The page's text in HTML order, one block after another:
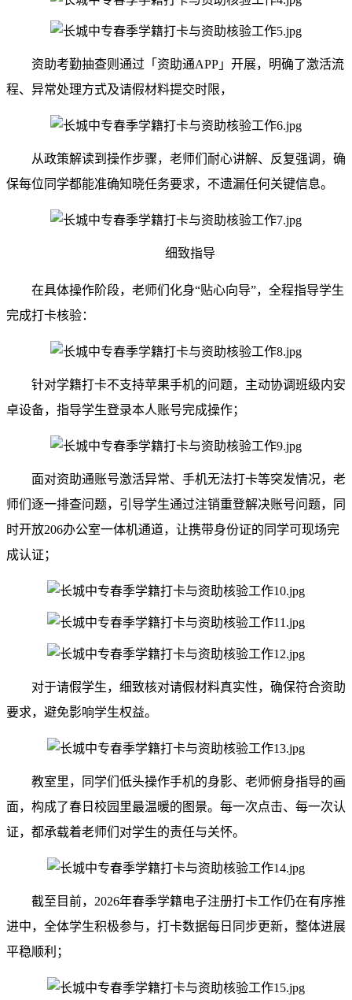
资助考勤抽查则通过「资助通APP」开展，明确了激活流
程、异常处理方式及请假材料提交时限，
从政策解读到操作步骤，老师们耐心讲解、反复强调，确
保每位同学都能准确知晓任务要求，不遗漏任何关键信息。
细致指导
在具体操作阶段，老师们化身“贴心向导”，全程指导学生
完成打卡核验：
针对学籍打卡不支持苹果手机的问题，主动协调班级内安
卓设备，指导学生登录本人账号完成操作；
面对资助通账号激活异常、手机无法打卡等突发情况，老
师们逐一排查问题，引导学生通过注销重登解决账号问题，同
时开放206办公室一体机通道，让携带身份证的同学可现场完
成认证；
对于请假学生，细致核对请假材料真实性，确保符合资助
要求，避免影响学生权益。
教室里，同学们低头操作手机的身影、老师俯身指导的画
面，构成了春日校园里最温暖的图景。每一次点击、每一次认
证，都承载着老师们对学生的责任与关怀。
截至目前，2026年春季学籍电子注册打卡工作仍在有序推
进中，全体学生积极参与，打卡数据每日同步更新，整体进展
平稳顺利；